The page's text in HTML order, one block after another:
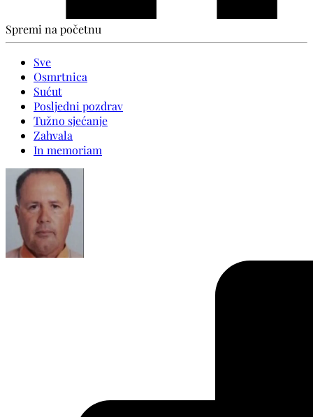
Spremi na početnu
Sve
Osmrtnica
Sućut
Posljedni pozdrav
Tužno sjećanje
Zahvala
In memoriam